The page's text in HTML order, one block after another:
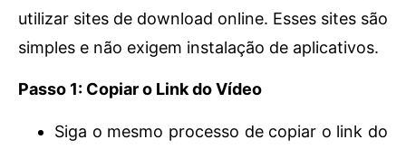
utilizar sites de download online. Esses sites são
simples e não exigem instalação de aplicativos.
Passo 1: Copiar o Link do Vídeo
Siga o mesmo processo de copiar o link do